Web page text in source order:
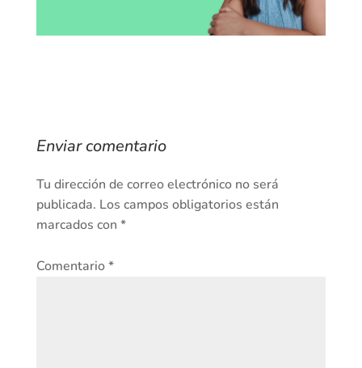
Enviar comentario
Tu dirección de correo electrónico no será
publicada. Los campos obligatorios están
marcados con *
Comentario*